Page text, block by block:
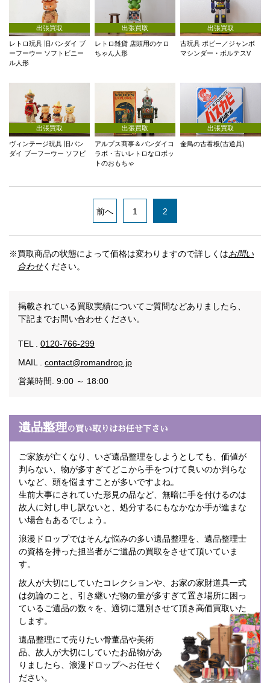
出張買取
レトロ玩具 旧バンダイ ブ
ーフーウー ソフトビニー
ル人形
出張買取
レトロ雑貨 店頭用のケロ
ちゃん人形
出張買取
古玩具 ポピー／ジャンボ
マシンダー・ボルテスV
出張買取
ヴィンテージ玩具 旧バン
ダイ ブーフーウー ソフビ
出張買取
アルプス商事＆バンダイコ
ラボ・古いレトロなロボッ
トのおもちゃ
出張買取
金鳥の古看板(古道具)
前へ 1 2
※買取商品の状態によって価格は変わりますので詳しくはお問い
合わせください。
掲載されている買取実績についてご質問などありましたら、
下記までお問い合わせください。
TEL . 0120-766-299
MAIL . contact@romandrop.jp
営業時間. 9:00 ～ 18:00
遺品整理の買い取りはお任せ下さい
ご家族が亡くなり、いざ遺品整理をしようとしても、価値が
判らない、物が多すぎてどこから手をつけて良いのか判らな
いなど、頭を悩ますことが多いですよね。
生前大事にされていた形見の品など、無暗に手を付けるのは
故人に対し申し訳ないと、処分するにもなかなか手が進まな
い場合もあるでしょう。
浪漫ドロップではそんな悩みの多い遺品整理を、遺品整理士
の資格を持った担当者がご遺品の買取をさせて頂いていま
す。
故人が大切にしていたコレクションや、お家の家財道具一式
は勿論のこと、引き継いだ物の量が多すぎて置き場所に困っ
ているご遺品の数々を、適切に選別させて頂き高価買取いた
します。
遺品整理にて売りたい骨董品や美術
品、故人が大切にしていたお品物があ
りましたら、浪漫ドロップへお任せく
ださい。